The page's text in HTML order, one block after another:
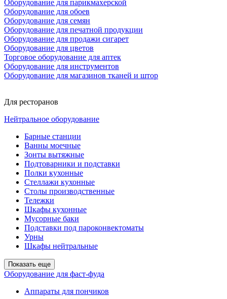
Оборудование для парикмахерской
Оборудование для обоев
Оборудование для семян
Оборудование для печатной продукции
Оборудование для продажи сигарет
Оборудование для цветов
Торговое оборудование для аптек
Оборудование для инструментов
Оборудование для магазинов тканей и штор
Для ресторанов
Нейтральное оборудование
Барные станции
Ванны моечные
Зонты вытяжные
Подтоварники и подставки
Полки кухонные
Стеллажи кухонные
Столы производственные
Тележки
Шкафы кухонные
Мусорные баки
Подставки под пароконвектоматы
Урны
Шкафы нейтральные
Показать еще
Оборудование для фаст-фуда
Аппараты для пончиков